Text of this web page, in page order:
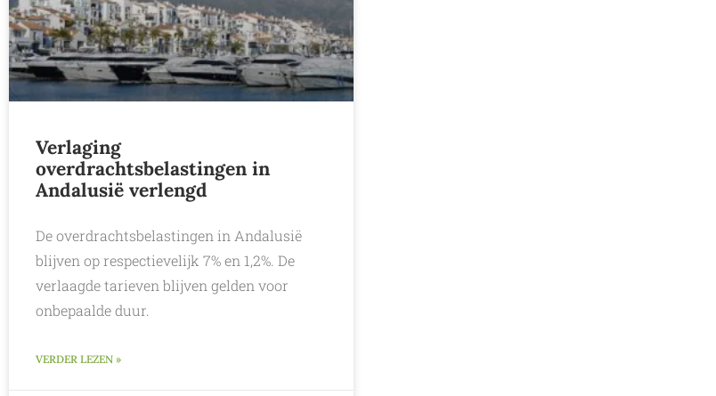
Verlaging
overdrachtsbelastingen in
Andalusië verlengd
De overdrachtsbelastingen in Andalusië
blijven op respectievelijk 7% en 1,2%. De
verlaagde tarieven blijven gelden voor
onbepaalde duur.
VERDER LEZEN »